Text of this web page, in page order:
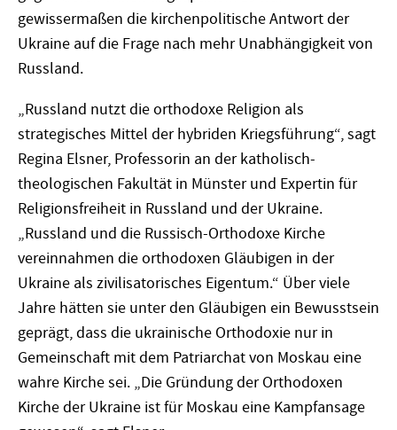
gewissermaßen die kirchenpolitische Antwort der
Ukraine auf die Frage nach mehr Unabhängigkeit von
Russland.
„Russland nutzt die orthodoxe Religion als
strategisches Mittel der hybriden Kriegsführung“, sagt
Regina Elsner, Professorin an der katholisch-
theologischen Fakultät in Münster und Expertin für
Religionsfreiheit in Russland und der Ukraine.
„Russland und die Russisch-Orthodoxe Kirche
vereinnahmen die orthodoxen Gläubigen in der
Ukraine als zivilisatorisches Eigentum.“ Über viele
Jahre hätten sie unter den Gläubigen ein Bewusstsein
geprägt, dass die ukrainische Orthodoxie nur in
Gemeinschaft mit dem Patriarchat von Moskau eine
wahre Kirche sei. „Die Gründung der Orthodoxen
Kirche der Ukraine ist für Moskau eine Kampfansage